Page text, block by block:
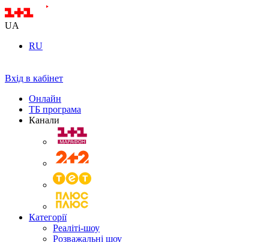
UA
RU
Вхід в кабінет
Онлайн
ТБ програма
Канали
Категорії
Реаліті-шоу
Розважальні шоу